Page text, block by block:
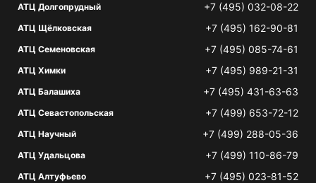
АТЦ Долгопрудный +7 (495) 032-08-22
АТЦ Щёлковская +7 (495) 162-90-81
АТЦ Семеновская +7 (495) 085-74-61
АТЦ Химки +7 (495) 989-21-31
АТЦ Балашиха +7 (495) 431-63-63
АТЦ Севастопольская +7 (499) 653-72-12
АТЦ Научный +7 (499) 288-05-36
АТЦ Удальцова +7 (499) 110-86-79
АТЦ Алтуфьево +7 (495) 023-81-52